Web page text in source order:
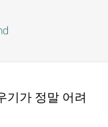
기가 정말 어려